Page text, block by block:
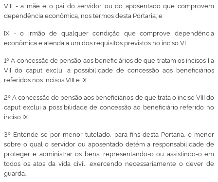
VIII - a mãe e o pai do servidor ou do aposentado que comprovem
dependência econômica, nos termos desta Portaria; e
IX - o irmão de qualquer condição que comprove dependência
econômica e atenda a um dos requisitos previstos no inciso VI.
1º A concessão de pensão aos beneficiários de que tratam os incisos I a
VII do caput exclui a possibilidade de concessão aos beneficiários
referidos nos incisos VIII e IX.
2º A concessão de pensão aos beneficiários de que trata o inciso VIII do
caput exclui a possibilidade de concessão ao beneficiário referido no
inciso IX.
3º Entende-se por menor tutelado, para fins desta Portaria, o menor
sobre o qual o servidor ou aposentado detém a responsabilidade de
proteger e administrar os bens, representando-o ou assistindo-o em
todos os atos da vida civil, exercendo necessariamente o dever de
guarda.